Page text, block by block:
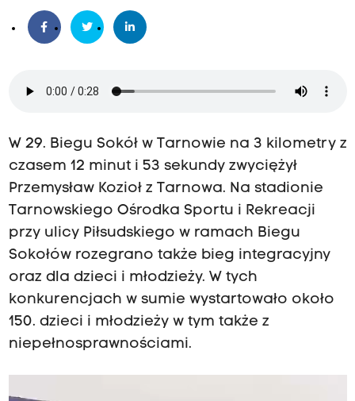
W 29. Biegu Sokół w Tarnowie na 3 kilometry z
czasem 12 minut i 53 sekundy zwyciężył
Przemysław Kozioł z Tarnowa. Na stadionie
Tarnowskiego Ośrodka Sportu i Rekreacji
przy ulicy Piłsudskiego w ramach Biegu
Sokołów rozegrano także bieg integracyjny
oraz dla dzieci i młodzieży. W tych
konkurencjach w sumie wystartowało około
150. dzieci i młodzieży w tym także z
niepełnosprawnościami.